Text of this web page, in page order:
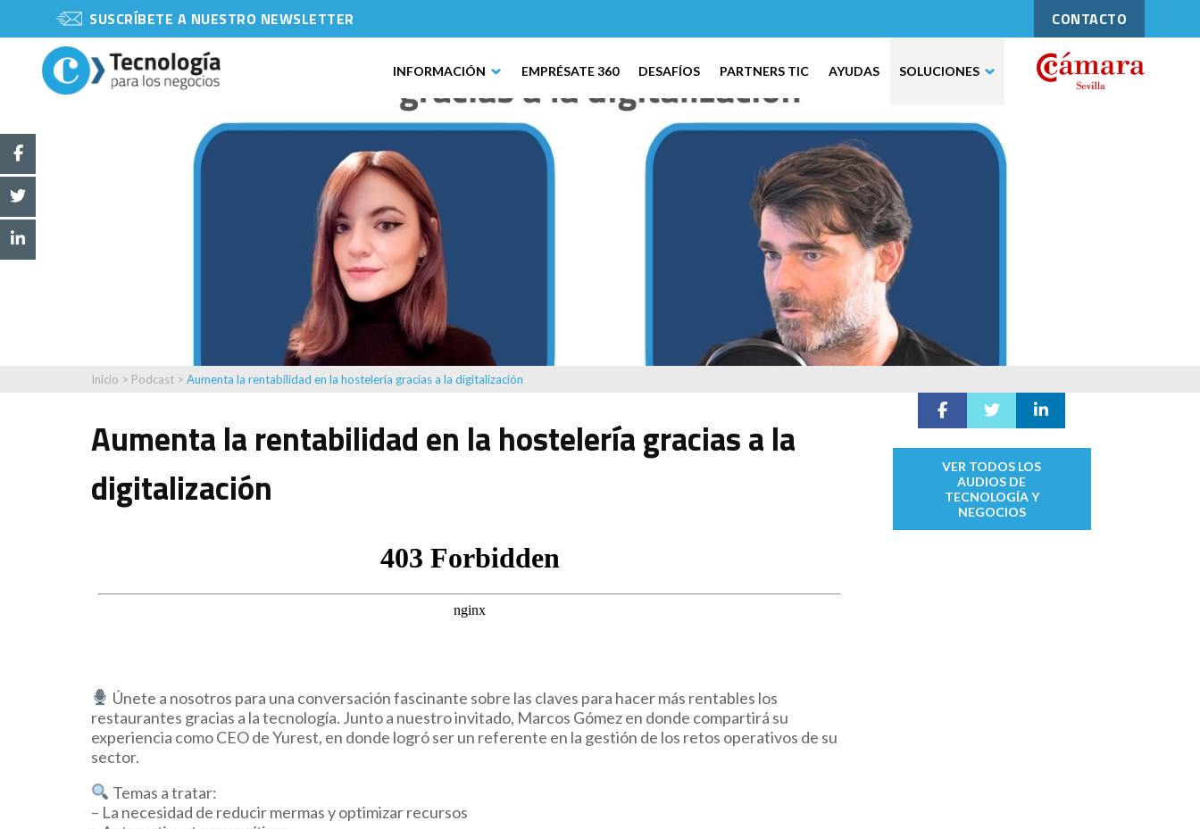
SUSCRÍBETE A NUESTRO NEWSLETTER CONTACTO
INFORMACIÓN EMPRÉSATE 360 DESAFÍOS PARTNERS TIC AYUDAS SOLUCIONES
Inicio > Podcast > Aumenta la rentabilidad en la hostelería gracias a la digitalización
Aumenta la rentabilidad en la hostelería gracias a la
digitalización
Únete a nosotros para una conversación fascinante sobre las claves para hacer más rentables los
restaurantes gracias a la tecnología. Junto a nuestro invitado, Marcos Gómez en donde compartirá su
experiencia como CEO de Yurest, en donde logró ser un referente en la gestión de los retos operativos de su
sector.
Temas a tratar:
– La necesidad de reducir mermas y optimizar recursos
VER TODOS LOS
AUDIOS DE
TECNOLOGÍA Y
NEGOCIOS